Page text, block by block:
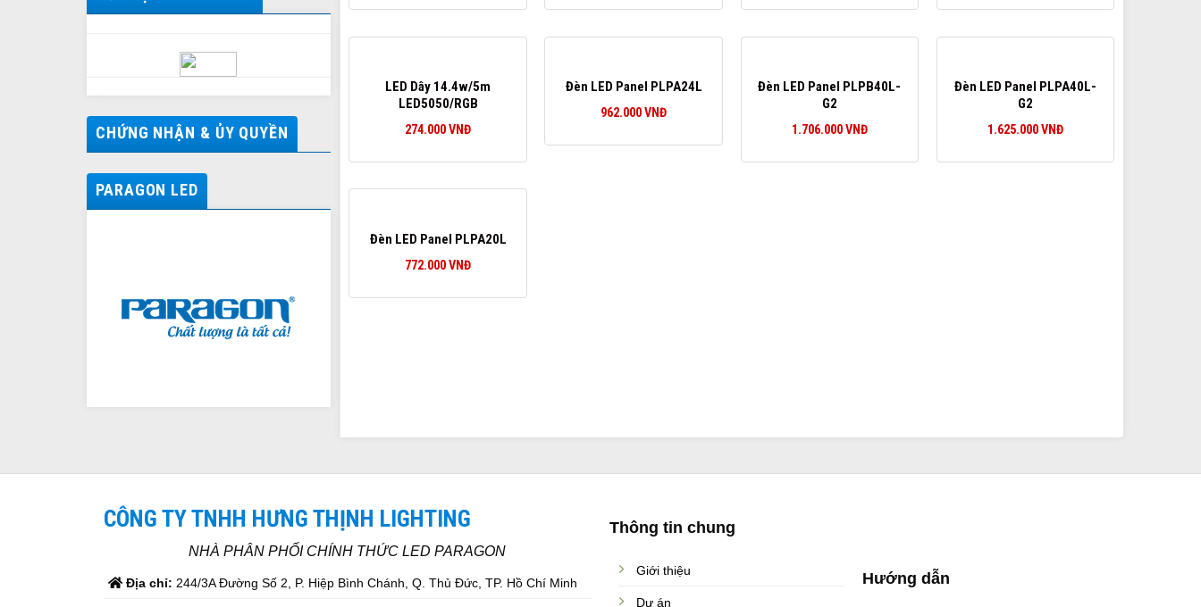
CHỨNG NHẬN & ỦY QUYỀN
PARAGON LED
LED Dây 14.4w/5m
LED5050/RGB
274.000VNĐ
Đèn LED Panel PLPA24L
962.000VNĐ
Đèn LED Panel PLPB40L-
G2
1.706.000VNĐ
Đèn LED Panel PLPA40L-
G2
1.625.000VNĐ
Đèn LED Panel PLPA20L
772.000VNĐ
CÔNG TY TNHH HƯNG THỊNH LIGHTING
NHÀ PHÂN PHỐI CHÍNH THỨC LED PARAGON
Địa chỉ: 244/3A Đường Số 2, P. Hiệp Bình Chánh, Q. Thủ Đức, TP. Hồ Chí Minh
Thông tin chung
Giới thiệu
Dự án
Hướng dẫn